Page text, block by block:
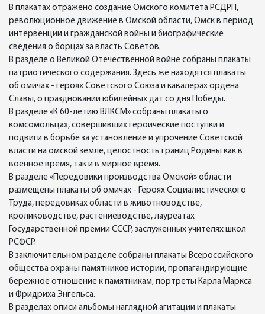
В плакатах отражено создание Омского комитета РСДРП,
революционное движение в Омской области, Омск в период
интервенции и гражданской войны и биографические
сведения о борцах за власть Советов.
В разделе о Великой Отечественной войне собраны плакаты
патриотического содержания. Здесь же находятся плакаты
об омичах - героях Советского Союза и кавалерах ордена
Славы, о праздновании юбилейных дат со дня Победы.
В разделе «К 60-летию ВЛКСМ» собраны плакаты о
комсомольцах, совершивших героические поступки и
подвиги в борьбе за установление и упрочение Советской
власти на омской земле, целостность границ Родины как в
военное время, так и в мирное время.
В разделе «Передовики производства Омской» области
размещены плакаты об омичах - Героях Социалистического
Труда, передовиках области в животноводстве,
кролиководстве, растениеводстве, лауреатах
Государственной премии СССР, заслуженных учителях школ
РСФСР.
В заключительном разделе собраны плакаты Всероссийского
общества охраны памятников истории, пропагандирующие
бережное отношение к памятникам, портреты Карла Маркса
и Фридриха Энгельса.
В разделах описи альбомы наглядной агитации и плакаты